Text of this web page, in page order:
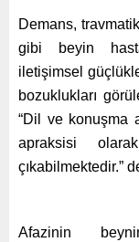
Demans,
gibi beyin
iletişimsel
bozuklukları
“Dil ve konuşma
apraksisi
çıkabilmektedir.”
Afazinin